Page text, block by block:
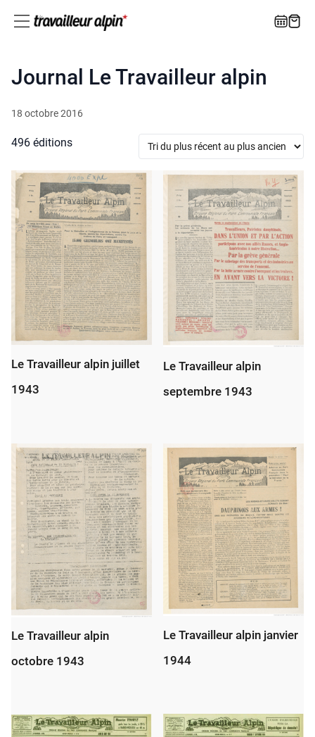
Journal Le Travailleur alpin
18 octobre 2016
496 éditions
Le Travailleur alpin juillet
1943
Le Travailleur alpin
septembre 1943
Le Travailleur alpin
octobre 1943
Le Travailleur alpin janvier
1944